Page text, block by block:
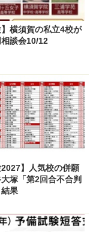
】横須賀の私立4校が
談会10/12
2027】人気校の併願
塚「第2回合不合判
果